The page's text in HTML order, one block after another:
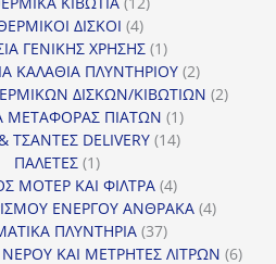
ΔΙΣΚΟΙ 44
προϊόντα
ΓΕΝΙΚΗΣ ΧΡΗΣΗΣ 11
προϊόν
ΚΑΛΑΘΙΑ ΠΛΥΝΤΗΡΙΟΥ 22
προϊόντα
ΔΙΣΚΩΝ/ΚΙΒΩΤΙΩΝ 22
ΜΕΤΑΦΟΡΑΣ ΠΙΑΤΩΝ 11
προϊόν
ΤΣΑΝΤΕΣ DELIVERY 1414
ΠΑΛΕΤΕΣ 11
προϊόν
ΜΟΤΕΡ ΚΑΙ ΦΙΛΤΡΑ 44
προϊόντα
ΕΝΕΡΓΟΥ ΑΝΘΡΑΚΑ 44
ΠΛΥΝΤΗΡΙΑ 3737
προϊόντα
ΚΑΙ ΜΕΤΡΗΤΕΣ ΛΙΤΡΩΝ 66